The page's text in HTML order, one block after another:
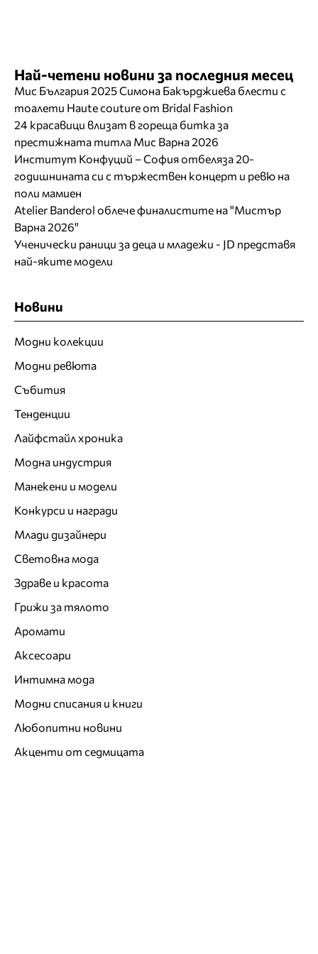
Най-четени новини за последния месец
Мис България 2025 Симона Бакърджиева блести с
тоалети Haute couture от Bridal Fashion
24 красавици влизат в гореща битка за
престижната титла Мис Варна 2026
Институт Конфуций – София отбеляза 20-
годишнината си с тържествен концерт и ревю на
поли мамиен
Atelier Banderol облече финалистите на "Мистър
Варна 2026"
Ученически раници за деца и младежи - JD представя
най-яките модели
Новини
Модни колекции
Модни ревюта
Събития
Тенденции
Лайфстайл хроника
Модна индустрия
Манекени и модели
Конкурси и награди
Млади дизайнери
Световна мода
Здраве и красота
Грижи за тялото
Аромати
Аксесоари
Интимна мода
Модни списания и книги
Любопитни новини
Акценти от седмицата